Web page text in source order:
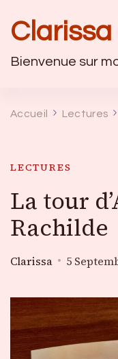
Clarissa
Bienvenue sur
Accueil Lectures
LECTURES
La tour
Rachilde
Clarissa 5